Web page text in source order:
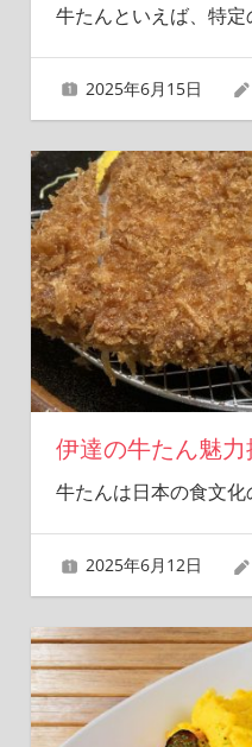
牛たんといえば、特
2025年6月15日
伊達の牛たん魅
牛たんは日本の食文
2025年6月12日